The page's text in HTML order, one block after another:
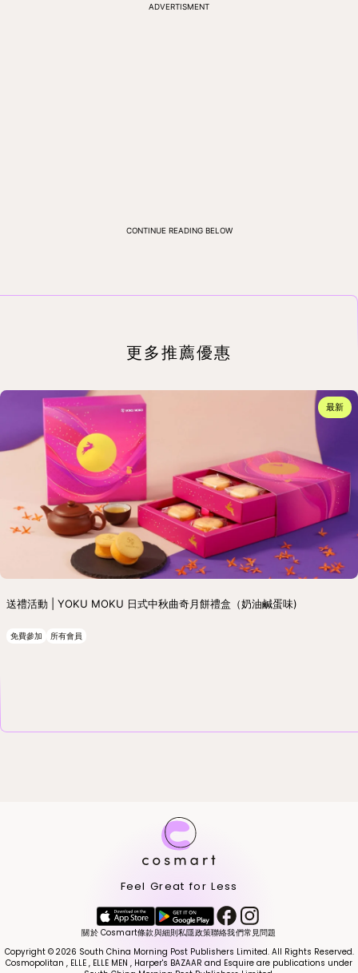
ADVERTISMENT
CONTINUE READING BELOW
更多推薦優惠
最新
送禮活動 | YOKU MOKU 日式中秋曲奇月餅禮盒（奶油鹹蛋味)
免費參加 所有會員
Feel Great for Less
關於 Cosmart條款與細則私隱政策聯絡我們常見問題
Copyright © 2026 South China Morning Post Publishers Limited. All Rights Reserved.
Cosmopolitan , ELLE , ELLE MEN , Harper's BAZAAR and Esquire are publications under